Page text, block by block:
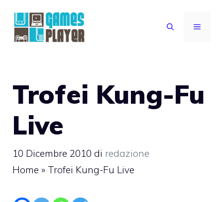
contenuto
MENU
Trofei Kung-Fu
Live
10 Dicembre 2010 di redazione
Home » Trofei Kung-Fu Live